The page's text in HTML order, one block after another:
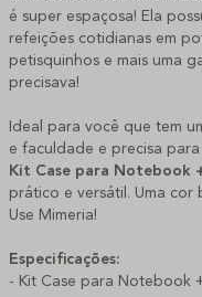
é super espaçosa! Ela
refeições cotidianas em
petisquinhos e mais uma
precisava!
Ideal para você que tem
e faculdade e precisa
Kit Case para Notebook
prático e versátil. Uma cor
Use Mimeria!
Especificações:
- Kit Case para Notebook